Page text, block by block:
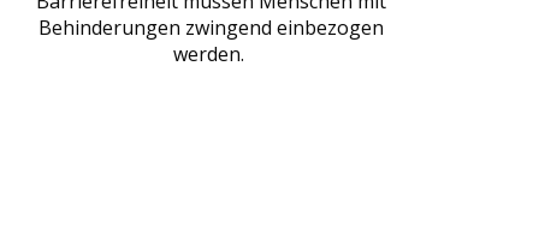
Behinderungen zwingend einbezogen
werden.